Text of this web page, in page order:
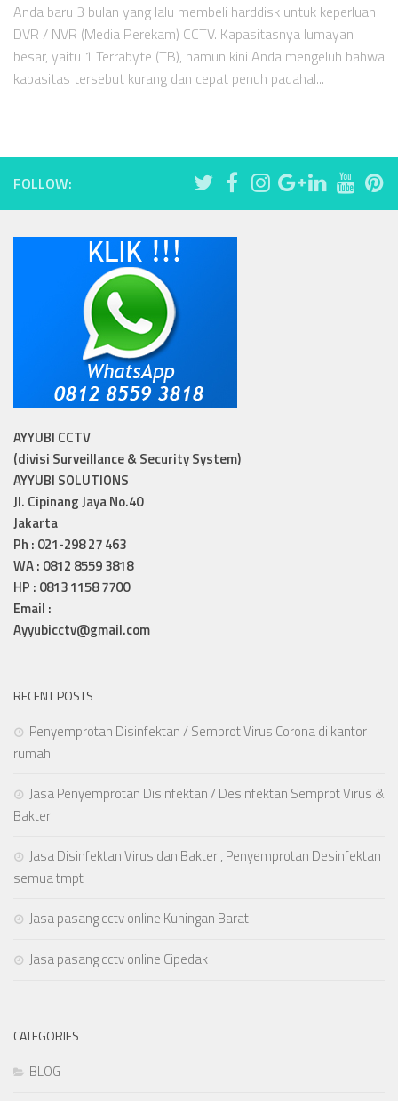
Anda baru 3 bulan yang lalu membeli harddisk untuk keperluan
DVR / NVR (Media Perekam) CCTV. Kapasitasnya lumayan
besar, yaitu 1 Terrabyte (TB), namun kini Anda mengeluh bahwa
kapasitas tersebut kurang dan cepat penuh padahal...
FOLLOW:
AYYUBI CCTV
(divisi Surveillance & Security System)
AYYUBI SOLUTIONS
Jl. Cipinang Jaya No.40
Jakarta
Ph : 021-298 27 463
WA : 0812 8559 3818
HP : 0813 1158 7700
Email :
Ayyubicctv@gmail.com
RECENT POSTS
Penyemprotan Disinfektan / Semprot Virus Corona di kantor
rumah
Jasa Penyemprotan Disinfektan / Desinfektan Semprot Virus &
Bakteri
Jasa Disinfektan Virus dan Bakteri, Penyemprotan Desinfektan
semua tmpt
Jasa pasang cctv online Kuningan Barat
Jasa pasang cctv online Cipedak
CATEGORIES
BLOG